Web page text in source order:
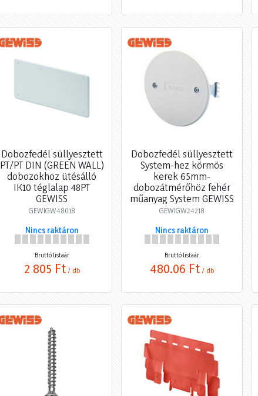
Dobozfedél süllyesztett
PT/PT DIN (GREEN WALL)
dobozokhoz ütésálló
IK10 téglalap 48PT
GEWISS
GEWIGW48018
Nincs raktáron
Bruttó listaár
2 805 Ft / db
Dobozfedél süllyesztett
System-hez körmös
kerek 65mm-
dobozátmérőhöz fehér
műanyag System GEWISS
GEWIGW24218
Nincs raktáron
Bruttó listaár
480,06 Ft / db